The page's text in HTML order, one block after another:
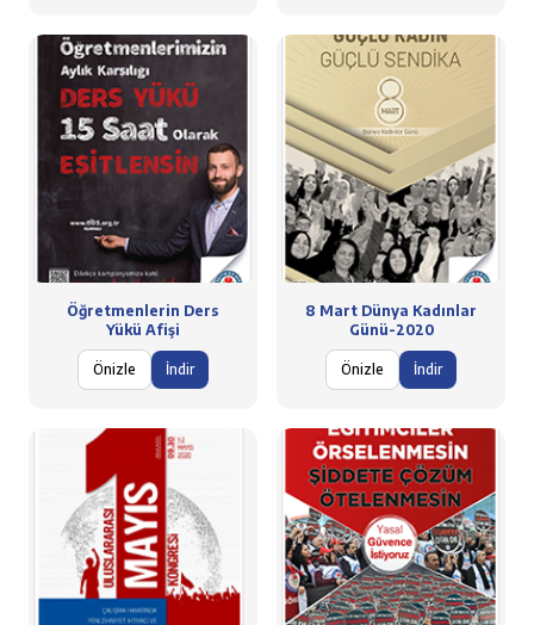
Öğretmenlerin Ders
Yükü Afişi
Önizle İndir
8 Mart Dünya Kadınlar
Günü-2020
Önizle İndir